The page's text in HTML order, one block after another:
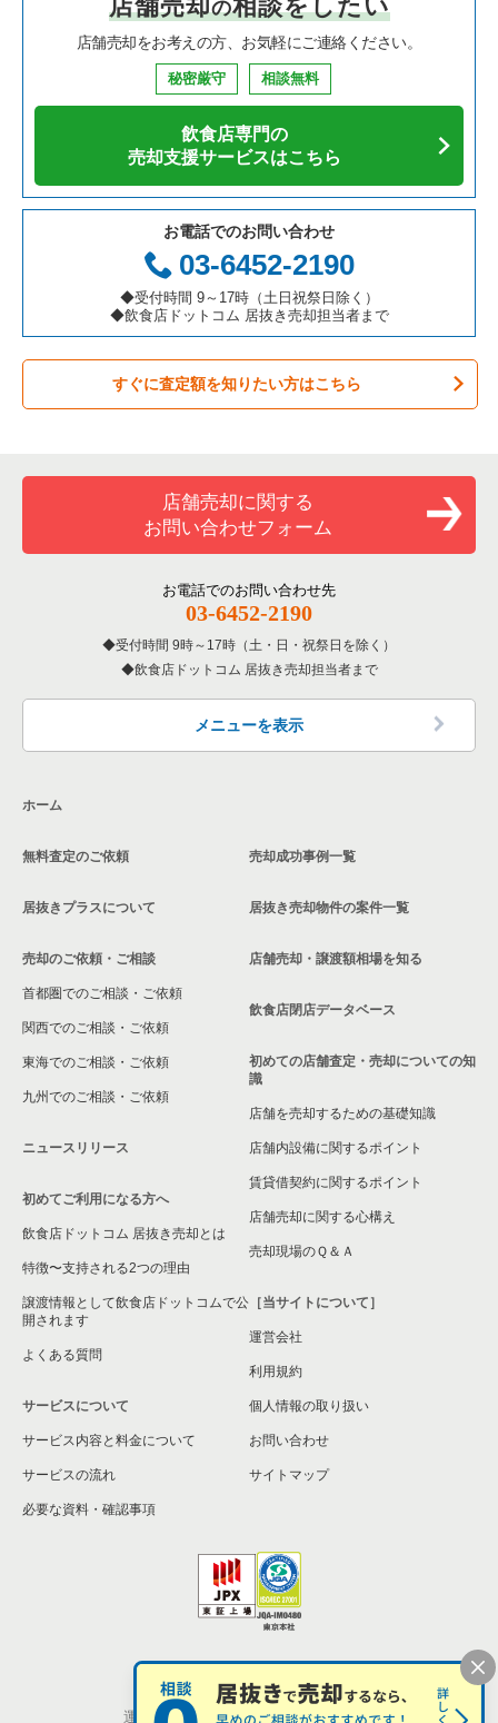
焼肉の居抜き売却物件の案件一覧
鉄板焼き・お好み焼の居抜き売却物件の案件一覧
カフェの居抜き売却物件の案件一覧
テイクアウトの居抜き売却物件の案件一覧
お弁当・惣菜・デリの居抜き売却物件の案件一覧
カラオケ・パブ・スナックの居抜き売却物件の案件一覧
バーの居抜き売却物件の案件一覧
居酒屋・ダイニングバーの居抜き売却物件の案件一覧
洋食の居抜き売却物件の案件一覧
その他の居抜き売却物件の案件一覧
大阪府の飲食店の居抜き売却物件の案件一覧
兵庫県の飲食店の居抜き売却物件の案件一覧
愛知県の飲食店の居抜き売却物件の案件一覧
岐阜県の飲食店の居抜き売却物件の案件一覧
三重県の飲食店の居抜き売却物件の案件一覧
葛飾区の飲食店の居抜き売却物件の案件一覧
中央区の飲食店の居抜き売却物件の案件一覧
千代田区の飲食店の居抜き売却物件の案件一覧
港区の飲食店の居抜き売却物件の案件一覧
足立区の飲食店の居抜き売却物件の案件一覧
板橋区の飲食店の居抜き売却物件の案件一覧
台東区の飲食店の居抜き売却物件の案件一覧
練馬区の飲食店の居抜き売却物件の案件一覧
北区の飲食店の居抜き売却物件の案件一覧
江戸川区の飲食店の居抜き売却物件の案件一覧
墨田区の飲食店の居抜き売却物件の案件一覧
品川区の飲食店の居抜き売却物件の案件一覧
中野区の飲食店の居抜き売却物件の案件一覧
東京23区の中華の居抜き売却物件の案件一覧
東京23区のそば・うどんの居抜き売却物件の案件一覧
東京23区の焼肉の居抜き売却物件の案件一覧
東京23区の鉄板焼き・お好み焼の居抜き売却物件の案件一覧
東京23区のアジア料理の居抜き売却物件の案件一覧
東京23区のカフェの居抜き売却物件の案件一覧
東京23区のテイクアウトの居抜き売却物件の案件一覧
東京23区のお弁当・惣菜・デリの居抜き売却物件の案件一覧
東京23区のバーの居抜き売却物件の案件一覧
東京23区の居酒屋・ダイニングバーの居抜き売却物件の案件一
東京23区の専門料理の居抜き売却物件の案件一覧
東京23区の和食の居抜き売却物件の案件一覧
東京23区の洋食の居抜き売却物件の案件一覧
代々木八幡駅の鉄板焼き・お好み焼の居抜き売却物件の案件一
代々木八幡駅のカフェの居抜き売却物件の案件一覧
代々木八幡駅のテイクアウトの居抜き売却物件の案件一覧
代々木八幡駅のバーの居抜き売却物件の案件一覧
代々木八幡駅の和食の居抜き売却物件の案件一覧
店舗売却の相談をしたい
店舗売却をお考えの方、お気軽にご連絡ください。
秘密厳守 相談無料
飲食店専門の
売却支援サービスはこちら
お電話でのお問い合わせ
03-6452-2190
◆受付時間 9～17時（土日祝祭日除く）
◆飲食店ドットコム 居抜き売却担当者まで
すぐに査定額を知りたい方はこちら
店舗売却に関する
お問い合わせフォーム
お電話でのお問い合わせ先
03-6452-2190
受付時間 9時～17時（土・日・祝祭日を除く）
飲食店ドットコム 居抜き売却担当者まで
メニューを表示
ホーム
無料査定のご依頼
居抜きプラスについて
売却のご依頼・ご相談
首都圏でのご相談・ご依頼
関西でのご相談・ご依頼
東海でのご相談・ご依頼
九州でのご相談・ご依頼
ニュースリリース
初めてご利用になる方へ
飲食店ドットコム 居抜き売却とは
特徴〜支持される2つの理由
譲渡情報として飲食店ドットコムで公
開されます
よくある質問
サービスについて
サービス内容と料金について
サービスの流れ
必要な資料・確認事項
売却成功事例一覧
居抜き売却物件の案件一覧
店舗売却・譲渡額相場を知る
飲食店閉店データベース
初めての店舗査定・売却についての知
識
店舗を売却するための基礎知識
店舗内設備に関するポイント
賃貸借契約に関するポイント
店舗売却に関する心構え
売却現場のＱ＆Ａ
［当サイトについて］
運営会社
利用規約
個人情報の取り扱い
お問い合わせ
サイトマップ
個人情報の取扱い
運営会社 株式会社シンクロ・フード